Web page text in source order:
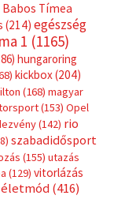
Babos Tímea
(214) egészség
1 (1165)
hungaroring
kickbox(204)
(168) magyar
(153) Opel
(142) rio
szabadidősport
(155) utazás
(129) vitorlázás
életmód(416)